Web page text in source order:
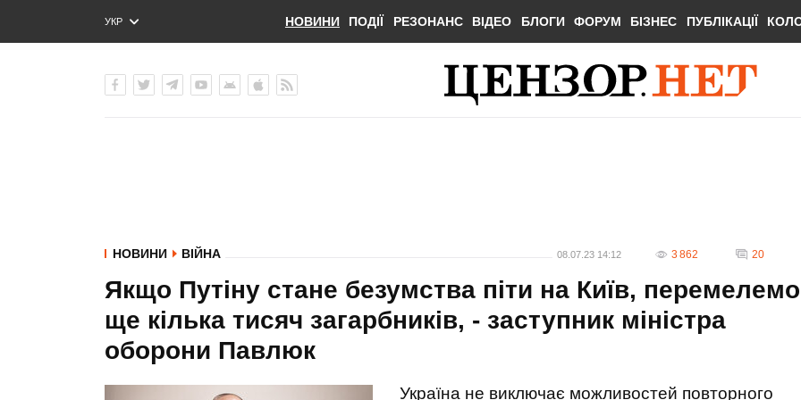
УКР
ENG
НОВИНИ ПОДІЇ РЕЗОНАНС ВІДЕО БЛОГИ ФОРУМ БІЗНЕС ПУБЛІКАЦІЇ
НОВИНИ ВІЙНА 08.07.23 14:12 3 862 20
Якщо Путіну стане безумства піти на Київ, перемелемо
ще кілька тисяч загарбників, - заступник міністра
оборони Павлюк
Україна не виключає можливостей повторного